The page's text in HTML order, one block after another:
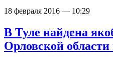
18 февраля 2016 — 10:29
В Туле найдена
Орловской области